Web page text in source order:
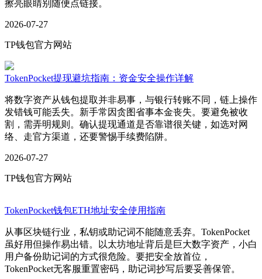
擦亮眼睛别随便点链接。
2026-07-27
TP钱包官方网站
TokenPocket提现避坑指南：资金安全操作详解
将数字资产从钱包提取并非易事，与银行转账不同，链上操作
发错钱可能丢失。新手常因贪图省事本金丧失。要避免被收
割，需弄明规则。确认提现通道是否靠谱很关键，如选对网
络、走官方渠道，还要警惕手续费陷阱。
2026-07-27
TP钱包官方网站
TokenPocket钱包ETH地址安全使用指南
从事区块链行业，私钥或助记词不能随意丢弃。TokenPocket
虽好用但操作易出错。以太坊地址背后是巨大数字资产，小白
用户备份助记词的方式很危险。要把安全放首位，
TokenPocket无客服重置密码，助记词抄写后要妥善保管。